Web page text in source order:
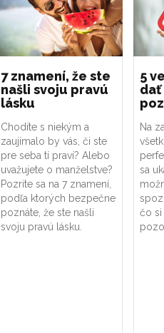
7 znamení, že ste
našli svoju pravú
lásku
Chodíte s niekým a
zaujímalo by vás, či ste
pre seba tí praví? Alebo
uvažujete o manželstve?
Pozrite sa na 7 znamení,
podľa ktorých bezpečne
poznáte, že ste našli
svoju pravú lásku.
5
dať
Na
sa
čo si